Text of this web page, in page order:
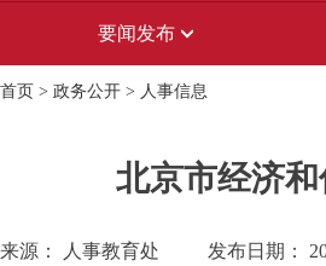
要闻发布
首页 > 政务公开 > 人事信息
北京市经济
来源： 人事教育处 发布日期：